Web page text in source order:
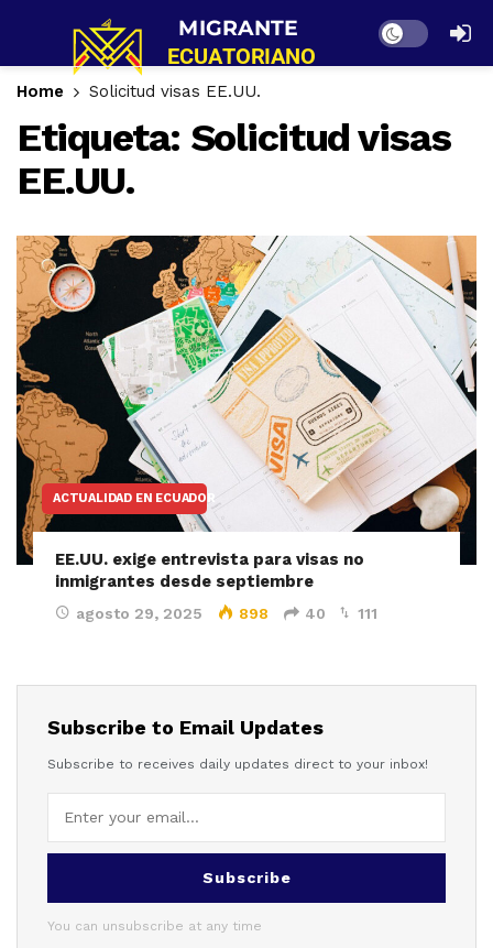
Dark mode
Home Solicitud visas EE.UU.
Etiqueta: Solicitud visas
EE.UU.
ACTUALIDAD EN ECUADOR
EE.UU. exige entrevista para visas no
inmigrantes desde septiembre
agosto 29, 2025 898 40 111
Subscribe to Email Updates
Subscribe to receives daily updates direct to your inbox!
Subscribe
You can unsubscribe at any time